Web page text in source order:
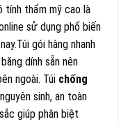
tính thẩm mỹ cao là
sử dụng phổ biến
gói hàng nhanh
dính sẵn nên
ngoài. Túi chống
sinh, an toàn
giúp phân biệt